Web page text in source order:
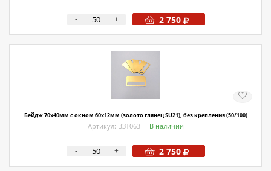
- + 2 750
Бейдж 70х40мм с окном 60х12мм (золото глянец SU21), без крепления (50/100)
Артикул: ВЗТ063 В наличии
- + 2 750